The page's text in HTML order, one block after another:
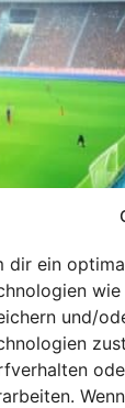
dir ein
und/
Schottland
Toren für
schwer,